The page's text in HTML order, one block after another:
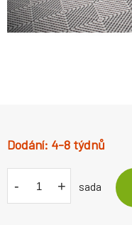
4-8 týdnů
- + sada